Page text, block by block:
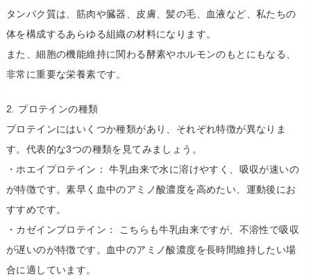
​タンパク質は、筋肉や臓器、皮膚、髪の毛、血液など、私たちの
体を構成するあらゆる組織の材料になります。
また、細胞の機能維持に関わる酵素やホルモンのもとにもなる、
非常に重要な栄養素です。
​2. プロテインの種類
​プロテインにはいくつか種類があり、それぞれ特徴が異なりま
す。代表的な3つの種類を見てみましょう。
​・ホエイプロテイン： 牛乳由来で水に溶けやすく、吸収が速いの
が特徴です。素早く血中のアミノ酸濃度を高めたい、運動後にお
すすめです。
​・カゼインプロテイン： こちらも牛乳由来ですが、不溶性で吸収
が遅いのが特徴です。血中のアミノ酸濃度を長時間維持したい場
合に適しています。